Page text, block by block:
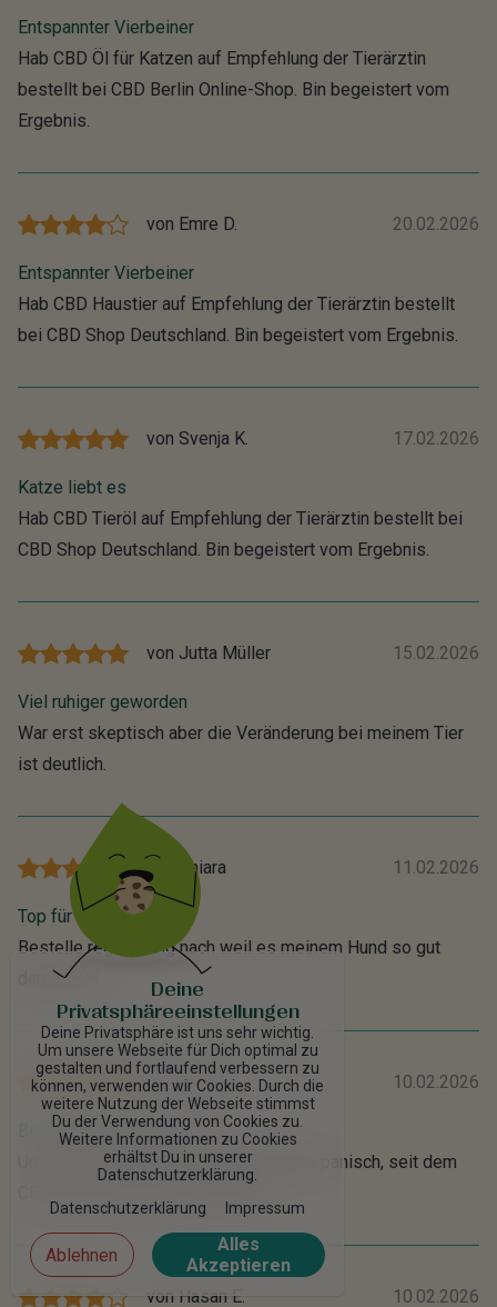
Entspannter Vierbeiner
Hab CBD Öl für Katzen auf Empfehlung der Tierärztin
bestellt bei CBD Berlin Online-Shop. Bin begeistert vom
Ergebnis.
von Emre D. 20.02.2026
Entspannter Vierbeiner
Hab CBD Haustier auf Empfehlung der Tierärztin bestellt
bei CBD Shop Deutschland. Bin begeistert vom Ergebnis.
von Svenja K. 17.02.2026
Katze liebt es
Hab CBD Tieröl auf Empfehlung der Tierärztin bestellt bei
CBD Shop Deutschland. Bin begeistert vom Ergebnis.
von Jutta Müller 15.02.2026
Viel ruhiger geworden
War erst skeptisch aber die Veränderung bei meinem Tier
ist deutlich.
von Chiara 11.02.2026
Top für Tiere
Bestelle regelmäßig nach weil es meinem Hund so gut
damit geht.
vonCarlo J. 10.02.2026
Bestelle regelmäßig
Unsere Katze war beim Tierarzt immer panisch, seit dem
von Hasan E. 10.02.2026
Deine
Privatsphäreeinstellungen
Deine Privatsphäre ist uns sehr wichtig.
Um unsere Webseite für Dich optimal zu
gestalten und fortlaufend verbessern zu
können, verwenden wir Cookies. Durch die
weitere Nutzung der Webseite stimmst
Du der Verwendung von Cookies zu.
Weitere Informationen zu Cookies
erhältst Du in unserer
Datenschutzerklärung.
Datenschutzerklärung
Impressum
Ablehnen
Alles
Akzeptieren